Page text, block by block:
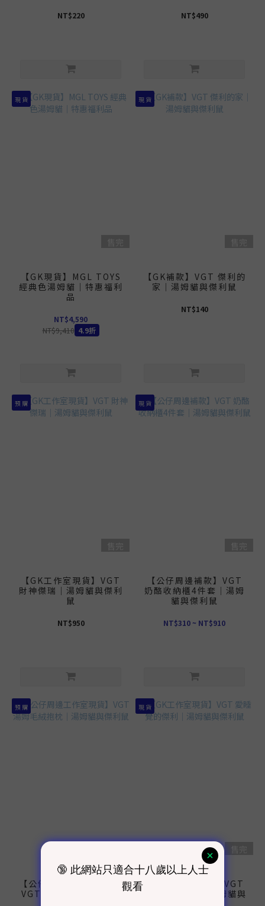
NT$220 NT$490
現 貨
【GK現貨】MGL TOYS
經典色湯姆貓｜特惠福利
品
NT$4,590
NT$9,410 4.9折
現 貨
【GK補款】VGT 傑利的
家｜湯姆貓與傑利鼠
NT$140
預 購
【GK工作室現貨】VGT
財神傑瑞｜湯姆貓與傑利
鼠
NT$950
現 貨
【公仔周邊補款】VGT
奶酪收納櫃4件套｜湯姆
貓與傑利鼠
NT$310 ~ NT$910
預 購
【公仔周邊工作室現貨】
VGT 湯姆毛絨抱枕｜湯
現 貨
【GK工作室現貨】VGT
愛睡覺的傑利｜湯姆貓與